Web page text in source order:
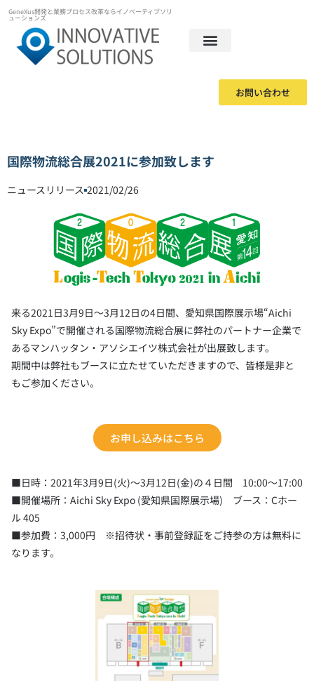
GeneXus開発と業務プロセス改革ならイノベーティブソリ
ューションズ
お問い合わせ
国際物流総合展2021に参加致します
ニュースリリース 2021/02/26
来る2021日3月9日～3月12日の4日間、愛知県国際展示場“Aichi
Sky Expo”で開催される国際物流総合展に弊社のパートナー企業で
あるマンハッタン・アソシエイツ株式会社が出展致します。
期間中は弊社もブースに立たせていただきますので、皆様是非と
もご参加ください。
お申し込みはこちら
■日時：2021年3月9日(火)～3月12日(金)の４日間 10:00～17:00
■開催場所：Aichi Sky Expo (愛知県国際展示場) ブース：Cホー
ル 405
■参加費：3,000円 ※招待状・事前登録証をご持参の方は無料に
なります。